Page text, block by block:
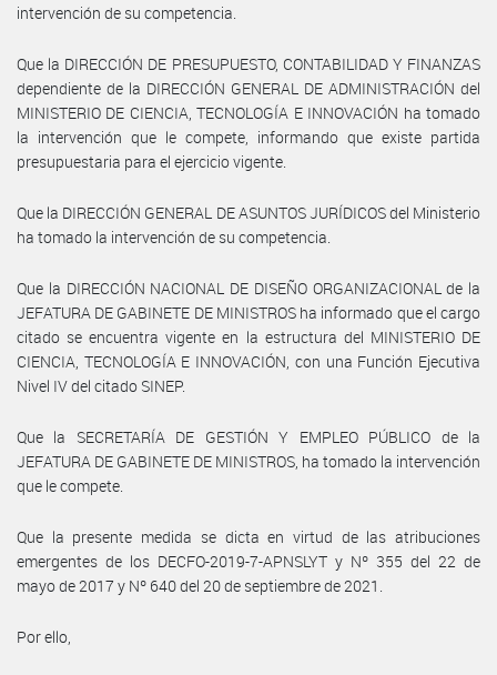
intervención de su competencia.
Que la DIRECCIÓN DE PRESUPUESTO, CONTABILIDAD Y FINANZAS
dependiente de la DIRECCIÓN GENERAL DE ADMINISTRACIÓN del
MINISTERIO DE CIENCIA, TECNOLOGÍA E INNOVACIÓN ha tomado
la intervención que le compete, informando que existe partida
presupuestaria para el ejercicio vigente.
Que la DIRECCIÓN GENERAL DE ASUNTOS JURÍDICOS del Ministerio
ha tomado la intervención de su competencia.
Que la DIRECCIÓN NACIONAL DE DISEÑO ORGANIZACIONAL de la
JEFATURA DE GABINETE DE MINISTROS ha informado que el cargo
citado se encuentra vigente en la estructura del MINISTERIO DE
CIENCIA, TECNOLOGÍA E INNOVACIÓN, con una Función Ejecutiva
Nivel IV del citado SINEP.
Que la SECRETARÍA DE GESTIÓN Y EMPLEO PÚBLICO de la
JEFATURA DE GABINETE DE MINISTROS, ha tomado la intervención
que le compete.
Que la presente medida se dicta en virtud de las atribuciones
emergentes de los DECFO-2019-7-APNSLYT y Nº 355 del 22 de
mayo de 2017 y Nº 640 del 20 de septiembre de 2021.
Por ello,